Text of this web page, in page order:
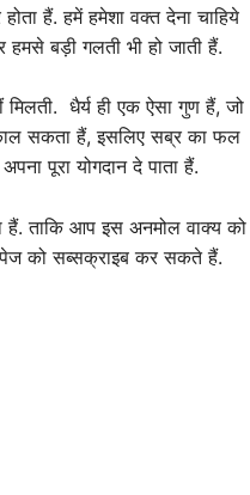
हैं. हमें हमेशा वक्त देना चाहिये
बड़ी गलती भी हो जाती हैं.
धैर्य ही एक ऐसा गुण हैं, जो
सकता हैं, इसलिए सब्र का फल
पूरा योगदान दे पाता हैं.
हैं. ताकि आप इस अनमोल वाक्य को
को सब्सक्राइब कर सकते हैं.